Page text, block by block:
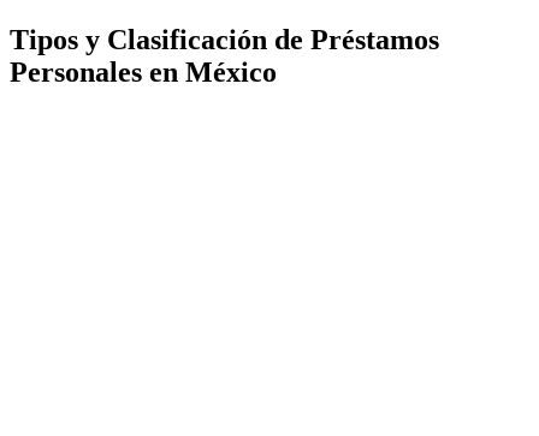
Tipos y Clasificación de Préstamos
Personales en México